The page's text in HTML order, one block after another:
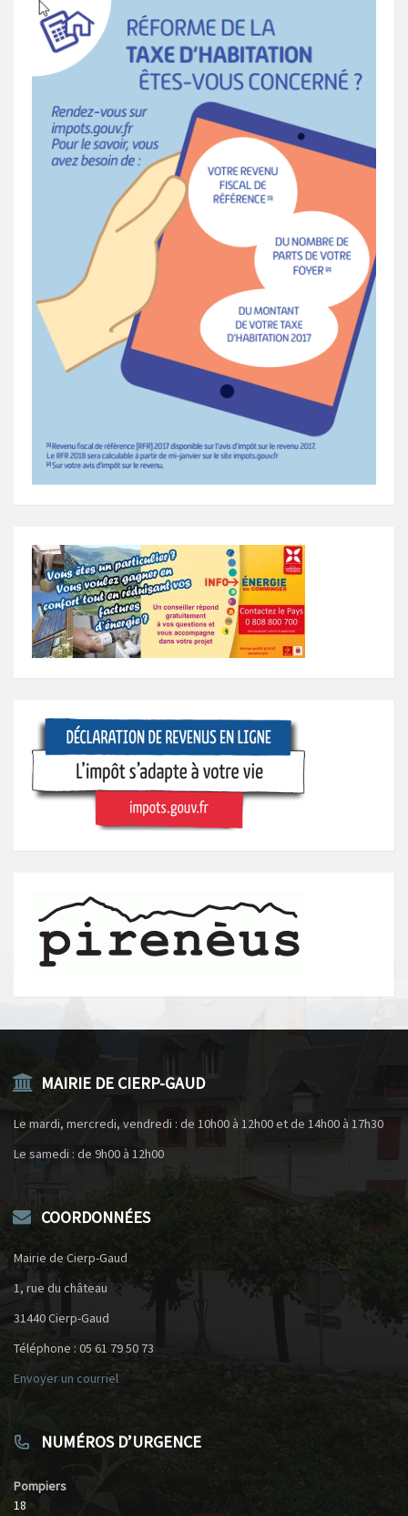
MAIRIE DE CIERP-GAUD
Le mardi, mercredi, vendredi : de 10h00 à 12h00 et de 14h00 à 17h30
Le samedi : de 9h00 à 12h00
COORDONNÉES
Mairie de Cierp-Gaud
1, rue du château
31440 Cierp-Gaud
Téléphone : 05 61 79 50 73
Envoyer un courriel
NUMÉROS D’URGENCE
Pompiers
18